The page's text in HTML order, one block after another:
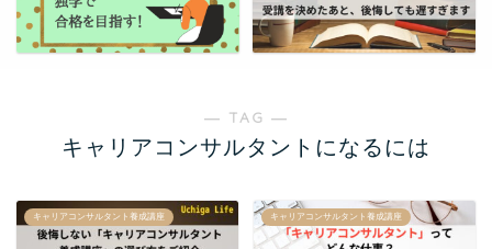
― TAG ―
キャリアコンサルタントになるには
キャリアコンサルタント養成講座 キャリアコンサルタント養成講座